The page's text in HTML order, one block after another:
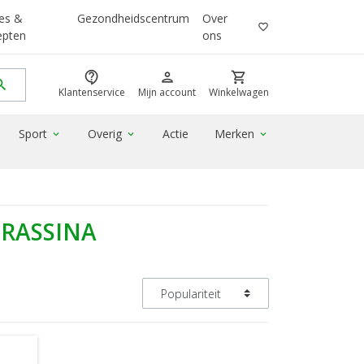
&
Gezondheidscentrum
Over
ons
favorite_border
contact_support
Klantenservice
person
Mijn account
shopping_cart
Winkelwagen
Sport expand_more Overig expand_more Actie Merken expand_more